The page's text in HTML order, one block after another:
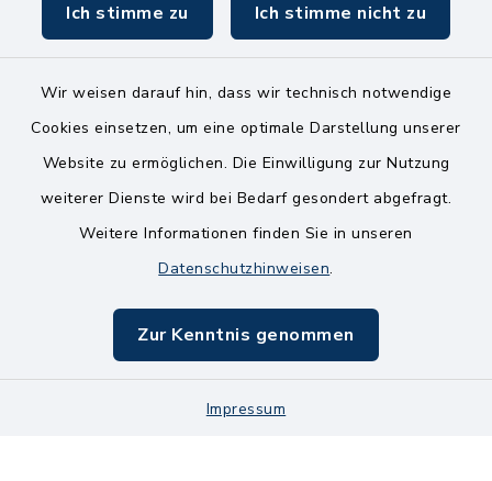
Ich stimme zu Ich stimme nicht zu
Wir weisen darauf hin, dass wir technisch notwendige
Cookies einsetzen, um eine optimale Darstellung unserer
Website zu ermöglichen. Die Einwilligung zur Nutzung
weiterer Dienste wird bei Bedarf gesondert abgefragt.
Weitere Informationen finden Sie in unseren
Datenschutzhinweisen.
Zur Kenntnis genommen
Impressum
Kontakt
Barrierefreiheit
Impressum
Sitemap